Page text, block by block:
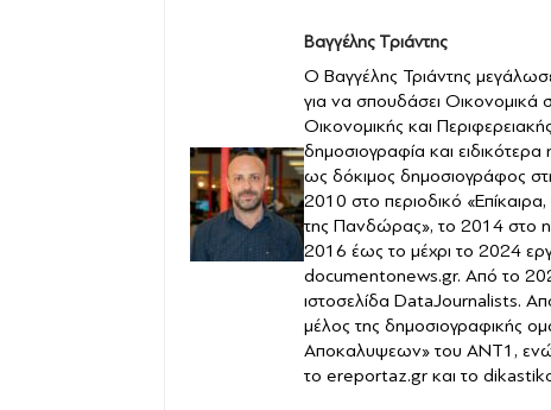
Βαγγέλης Τριάντης
Ο Βαγγέλης Τριάντης
για να σπουδάσει Οικονομικά
Οικονομικής και
δημοσιογραφία και
ως δόκιμος δημοσιογράφος
2010 στο περιοδικό
της Πανδώρας», το 2014 στο
2016 έως το μέχρι το 2024
documentonews.gr. Από το
ιστοσελίδα DataJournalists.
μέλος της δημοσιογραφικής
Αποκαλυψεων» του ANT1,
το ereportaz.gr και το